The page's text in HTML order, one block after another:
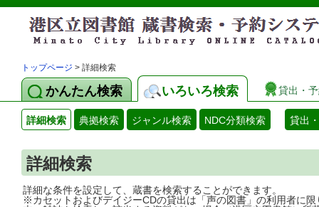
トップページ > 詳細検索
かんたん検索 いろいろ検索 貸出・
詳細検索 典拠検索 ジャンル検索 NDC分類検索 貸出
詳細検索
詳細な条件を設定して、蔵書を検索することができます。
※カセットおよびデイジーCDの貸出は「声の図書」の利用者に限